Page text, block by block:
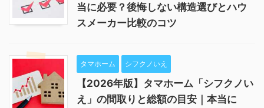
当に必要？後悔しない構造選びとハウ
スメーカー比較のコツ
タマホーム シフクノいえ
【2026年版】タマホーム「シフクノい
え」の間取りと総額の目安｜本当に